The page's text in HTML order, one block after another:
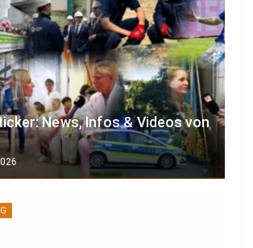
News, Infos & Videos von